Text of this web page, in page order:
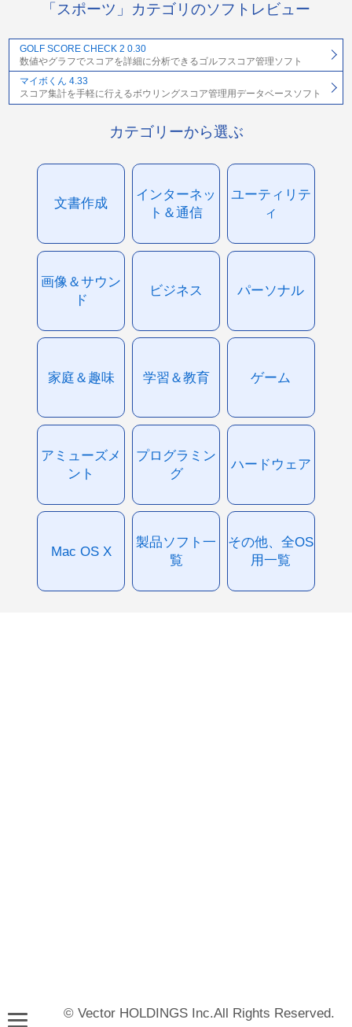
「スポーツ」カテゴリのソフトレビュー
GOLF SCORE CHECK 2 0.30
数値やグラフでスコアを詳細に分析できるゴルフスコア管理ソフト
マイボくん 4.33
スコア集計を手軽に行えるボウリングスコア管理用データベースソフト
カテゴリーから選ぶ
文書作成
インターネッ
ト＆通信
ユーティリテ
ィ
画像＆サウン
ド
ビジネス パーソナル
家庭＆趣味 学習＆教育 ゲーム
アミューズメ
ント
プログラミン
グ
ハードウェア
Mac OS X
製品ソフト一
覧
その他、全OS
用一覧
© Vector HOLDINGS Inc.All Rights Reserved.